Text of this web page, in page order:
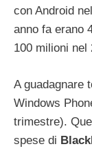
con Android
anno fa erano
100 milioni nel
A guadagnare
Windows
trimestre).
spese di